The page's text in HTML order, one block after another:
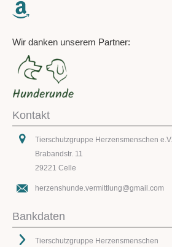
Wir danken unserem Partner:
Kontakt
Tierschutzgruppe Herzensmenschen e.V.
Brabandstr. 11
29221 Celle
herzenshunde.vermittlung@gmail.com
Bankdaten
Tierschutzgruppe Herzensmenschen